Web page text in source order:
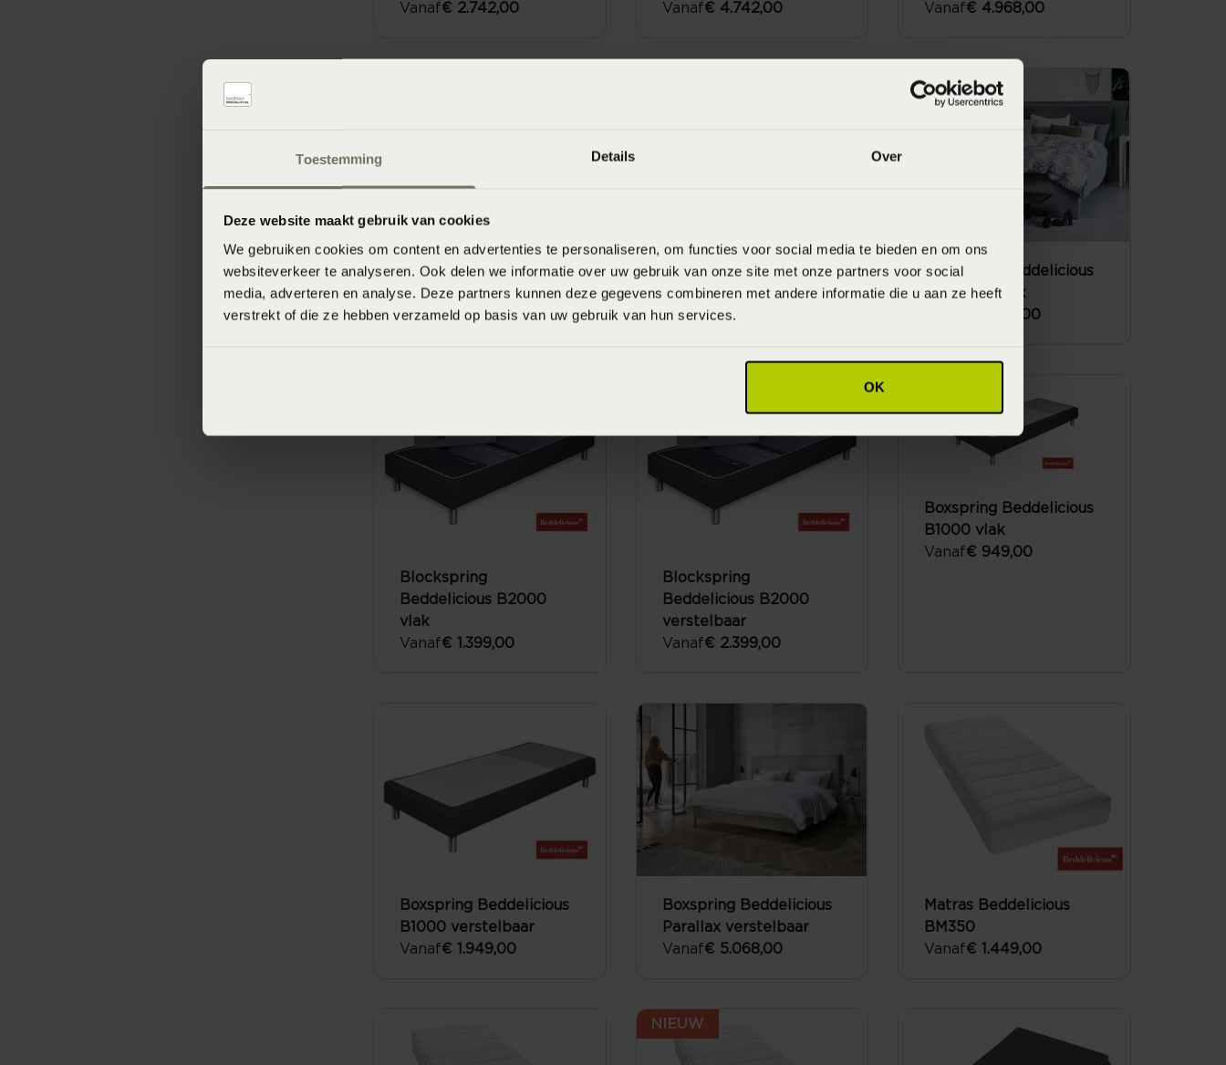
Toestemming Details Over
Deze website maakt gebruik van cookies
We gebruiken cookies om content en advertenties te personaliseren, om functies voor social media te bieden en om ons
websiteverkeer te analyseren. Ook delen we informatie over uw gebruik van onze site met onze partners voor social
media, adverteren en analyse. Deze partners kunnen deze gegevens combineren met andere informatie die u aan ze heeft
verstrekt of die ze hebben verzameld op basis van uw gebruik van hun services.
OK
Vanaf€ 2.742,00
Vanaf€ 4.742,00
Vanaf€ 4.968,00
Boxspring Beddelicious
Cosmos vlak
Vanaf€ 2.946,00
Boxspring Beddelicious
Cosmos verstelbaar
Vanaf€ 4.778,00
Boxspring Beddelicious
Universal vlak
€ 3.338,00
Blockspring
Beddelicious B2000
vlak
Vanaf€ 1.399,00
Blockspring
Beddelicious B2000
verstelbaar
Vanaf€ 2.399,00
Boxspring Beddelicious
B1000 vlak
Vanaf€ 949,00
Boxspring Beddelicious
B1000 verstelbaar
Vanaf€ 1.949,00
Boxspring Beddelicious
Parallax verstelbaar
Vanaf€ 5.068,00
Matras Beddelicious
BM350
Vanaf€ 1.449,00
NIEUW